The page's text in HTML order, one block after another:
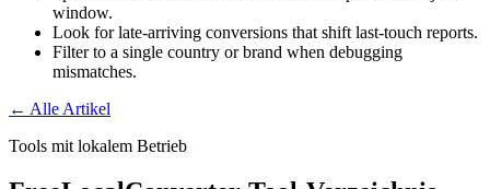
window.
Look for late-arriving conversions that shift last-touch reports.
Filter to a single country or brand when debugging
mismatches.
← Alle Artikel
Tools mit lokalem Betrieb